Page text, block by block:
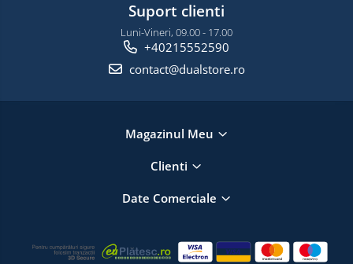
Suport clienti
Luni-Vineri, 09.00 - 17.00
+40215552590
contact@dualstore.ro
Magazinul Meu
Clienti
Date Comerciale